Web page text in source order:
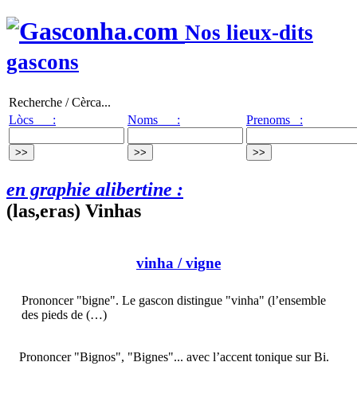
Nos lieux-dits
gascons
Recherche / Cèrca...
Lòcs :
Noms : Prenoms :
en graphie alibertine :
(las,eras) Vinhas
vinha / vigne
Prononcer "bigne". Le gascon distingue "vinha" (l’ensemble
des pieds de (…)
Prononcer "Bignos", "Bignes"... avec l’accent tonique sur Bi.